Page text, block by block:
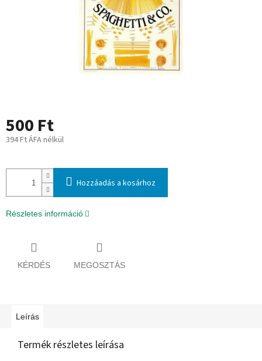
500 Ft
394 Ft ÁFA nélkül
Hozzáadás a kosárhoz
Részletes információ
KÉRDÉS MEGOSZTÁS
Leírás
Termék részletes leírása